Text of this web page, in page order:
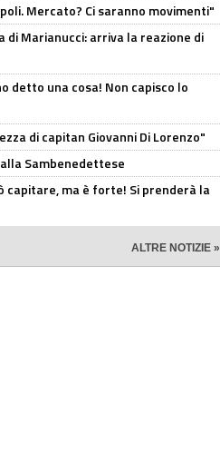
Mercato? Ci saranno movimenti"
di Marianucci: arriva la reazione di
detto una cosa! Non capisco lo
di capitan Giovanni Di Lorenzo"
Sambenedettese
capitare, ma è forte! Si prenderà la
ALTRE NOTIZIE »